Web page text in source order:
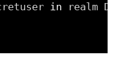
in
realm